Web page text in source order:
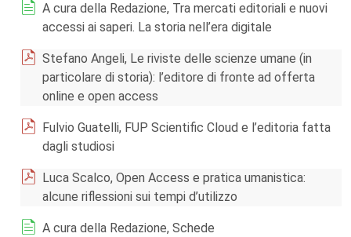
A cura della Redazione, Tra mercati editoriali e nuovi
accessi ai saperi. La storia nell’era digitale
Stefano Angeli, Le riviste delle scienze umane (in
particolare di storia): l’editore di fronte ad offerta
online e open access
Fulvio Guatelli, FUP Scientific Cloud e l’editoria fatta
dagli studiosi
Luca Scalco, Open Access e pratica umanistica:
alcune riflessioni sui tempi d’utilizzo
A cura della Redazione, Schede